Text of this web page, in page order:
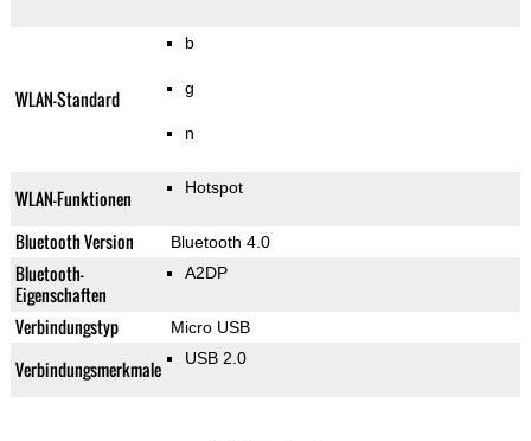
WLAN-Standard
b
g
n
WLAN-Funktionen Hotspot
Bluetooth Version Bluetooth 4.0
Bluetooth-
Eigenschaften
A2DP
Verbindungstyp Micro USB
Verbindungsmerkmale USB 2.0